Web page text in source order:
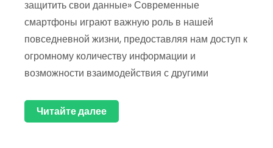
защитить свои данные» Современные
смартфоны играют важную роль в нашей
повседневной жизни, предоставляя нам доступ к
огромному количеству информации и
возможности взаимодействия с другими
Читайте далее